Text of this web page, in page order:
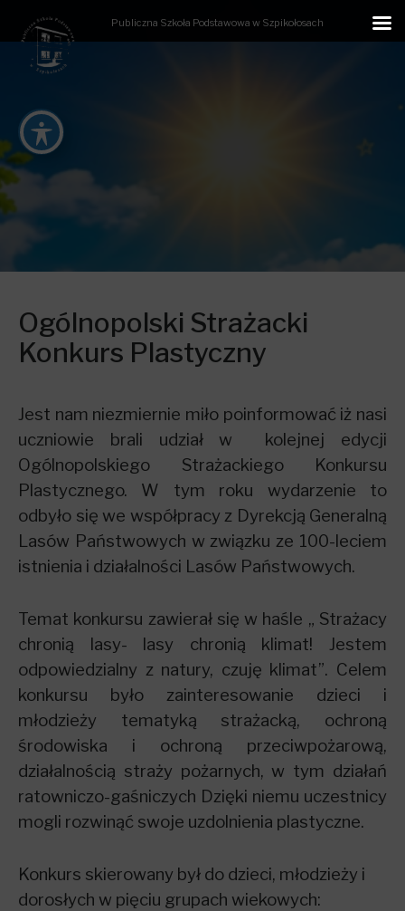
Publiczna Szkoła Podstawowa w Szpikołosach
Ogólnopolski Strażacki
Konkurs Plastyczny
Jest nam niezmiernie miło poinformować iż nasi
uczniowie brali udział w kolejnej edycji
Ogólnopolskiego Strażackiego Konkursu
Plastycznego. W tym roku wydarzenie to
odbyło się we współpracy z Dyrekcją Generalną
Lasów Państwowych w związku ze 100-leciem
istnienia i działalności Lasów Państwowych.
Temat konkursu zawierał się w haśle „ Strażacy
chronią lasy- lasy chronią klimat! Jestem
odpowiedzialny z natury, czuję klimat”. Celem
konkursu było zainteresowanie dzieci i
młodzieży tematyką strażacką, ochroną
środowiska i ochroną przeciwpożarową,
działalnością straży pożarnych, w tym działań
ratowniczo-gaśniczych Dzięki niemu uczestnicy
mogli rozwinąć swoje uzdolnienia plastyczne.
Konkurs skierowany był do dzieci, młodzieży i
dorosłych w pięciu grupach wiekowych: